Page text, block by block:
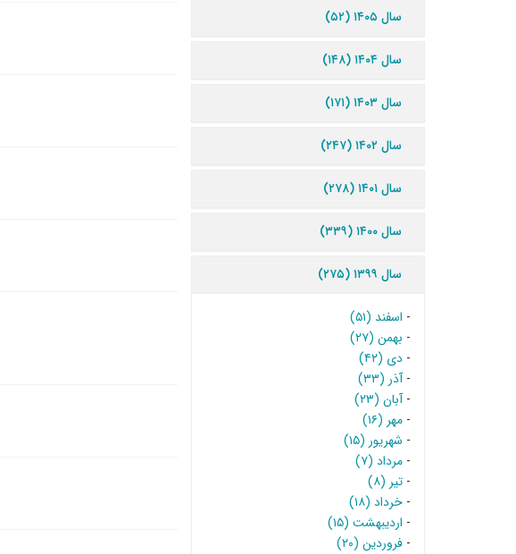
سال ۱۴۰۵ (۵۲)
سال ۱۴۰۴ (۱۴۸)
سال ۱۴۰۳ (۱۷۱)
سال ۱۴۰۲ (۲۴۷)
سال ۱۴۰۱ (۲۷۸)
سال ۱۴۰۰ (۳۳۹)
سال ۱۳۹۹ (۲۷۵)
- اسفند (۵۱)
- بهمن (۲۷)
- دی (۴۲)
-آذر (۳۳)
-آبان (۲۳)
- مهر (۱۶)
- شهریور (۱۵)
- مرداد (۷)
- تیر (۸)
- خرداد (۱۸)
- اردیبهشت (۱۵)
- فروردین (۲۰)